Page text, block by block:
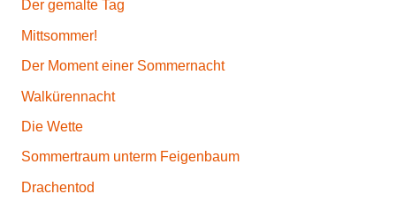
Der gemalte Tag
Mittsommer!
Der Moment einer Sommernacht
Walkürennacht
Die Wette
Sommertraum unterm Feigenbaum
Drachentod